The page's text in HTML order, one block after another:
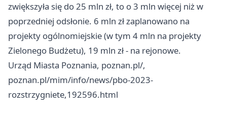
zwiększyła się do 25 mln zł, to o 3 mln więcej niż w
poprzedniej odsłonie. 6 mln zł zaplanowano na
projekty ogólnomiejskie (w tym 4 mln na projekty
Zielonego Budżetu), 19 mln zł - na rejonowe.
Urząd Miasta Poznania, poznan.pl/,
poznan.pl/mim/info/news/pbo-2023-
rozstrzygniete,192596.html